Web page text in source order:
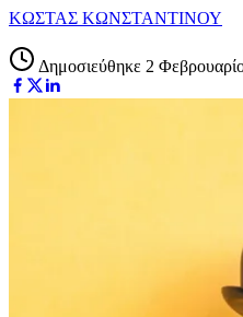
ΚΩΣΤΑΣ ΚΩΝΣΤΑΝΤΙΝΟΥ
Δημοσιεύθηκε 2